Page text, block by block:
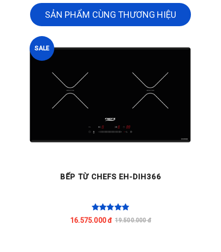
SẢN PHẨM CÙNG THƯƠNG HIỆU
SALE
BẾP TỪ CHEFS EH-DIH366
16.575.000 đ 19.500.000 đ